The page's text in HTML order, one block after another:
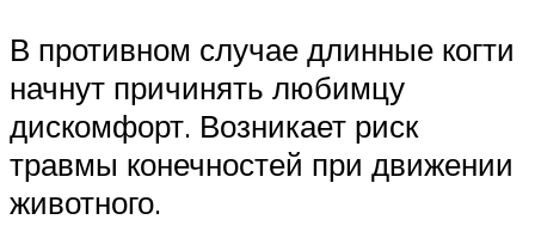
В противном случае длинные когти
начнут причинять любимцу
дискомфорт. Возникает риск
травмы конечностей при движении
животного.